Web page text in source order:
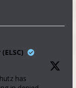
has